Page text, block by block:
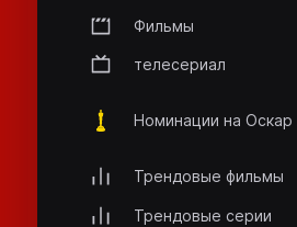
Фильмы
телесериал
Номинации на Оскар
Трендовые фильмы
Трендовые серии